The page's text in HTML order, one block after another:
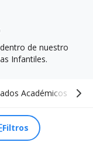
de nuestro
Infantiles.
Académicos
Filtros